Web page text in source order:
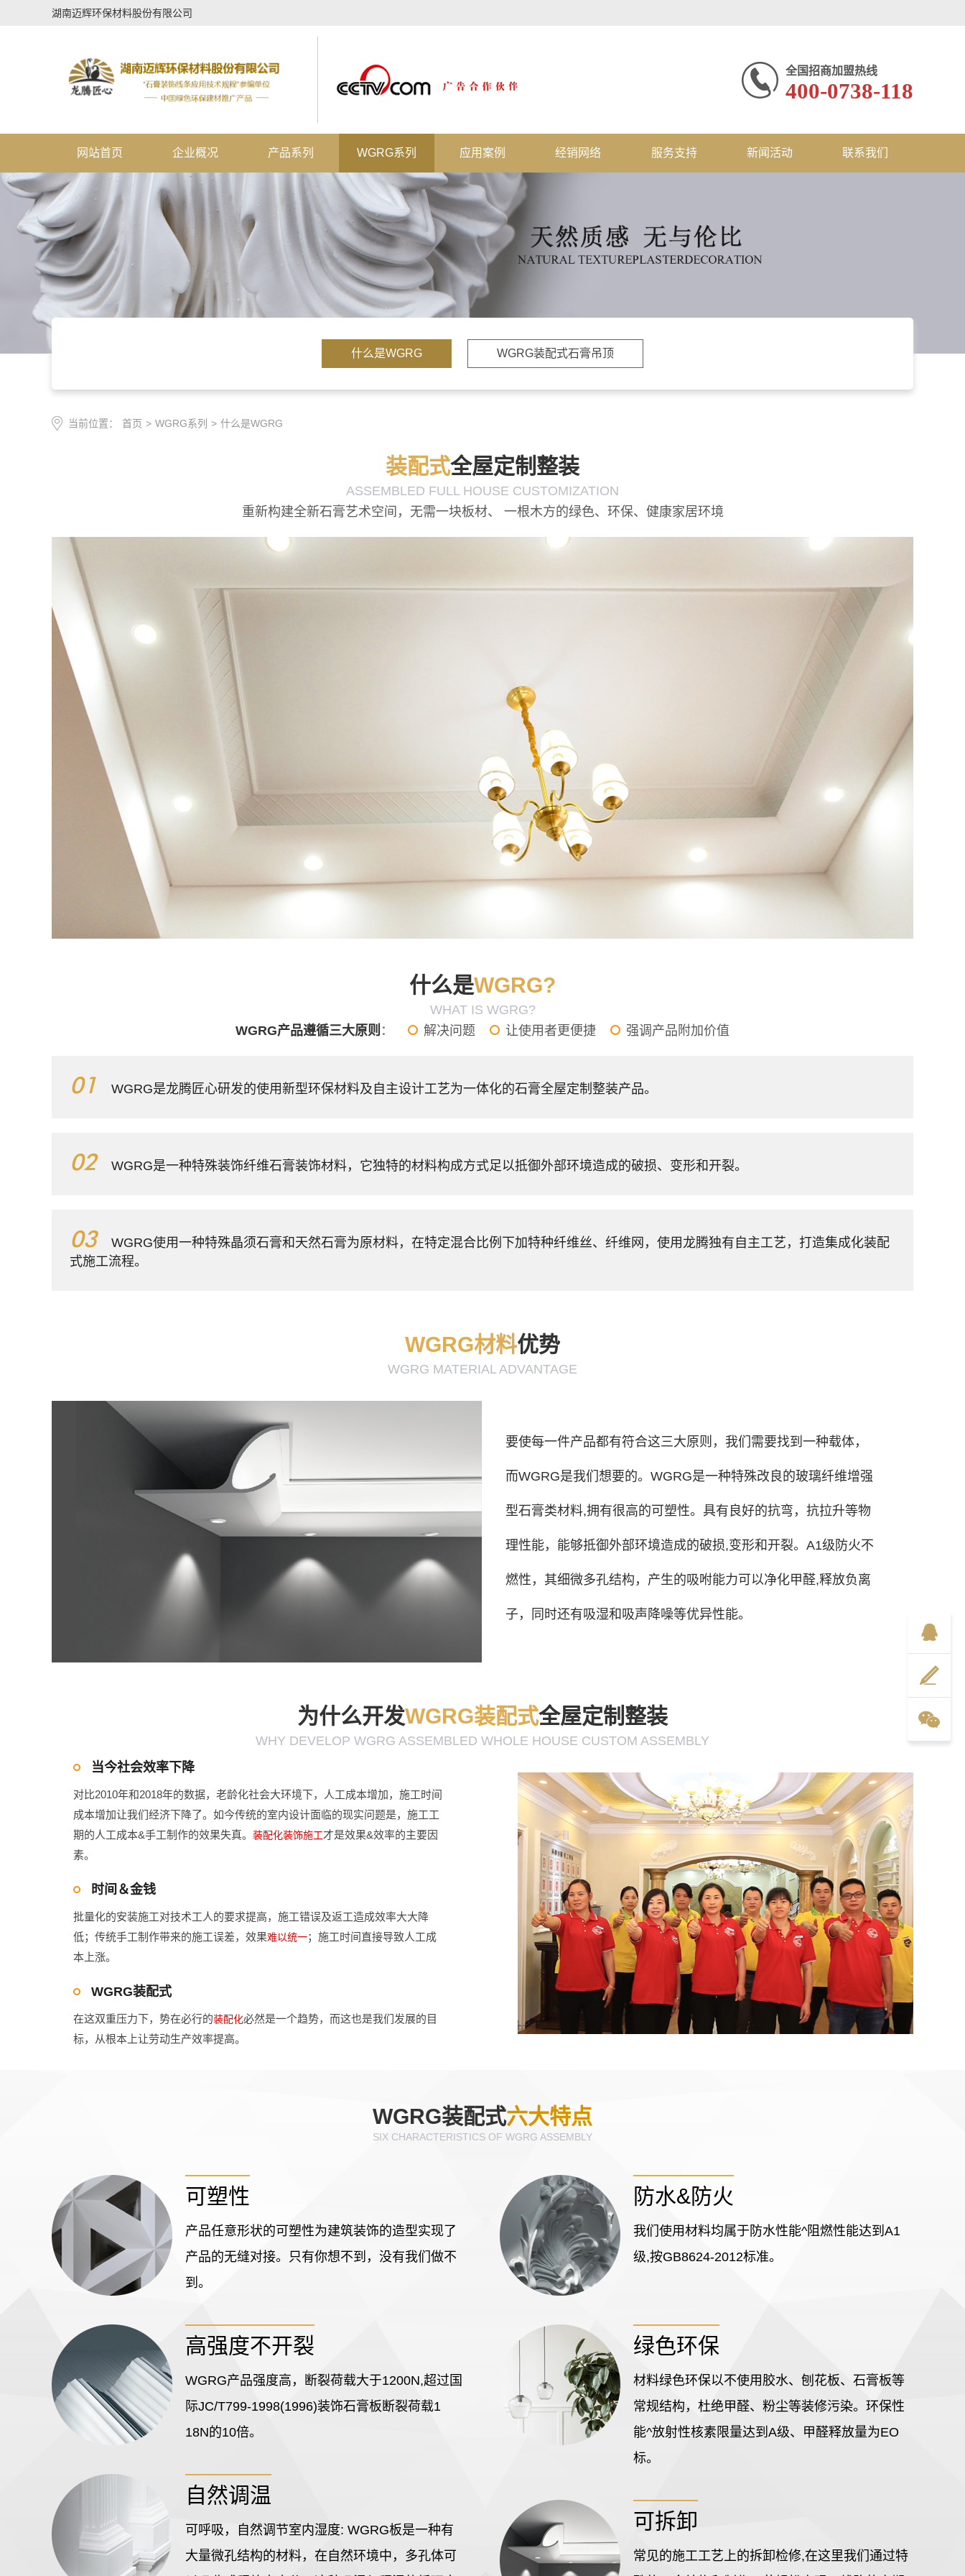
湖南迈辉环保材料股份有限公司
全国招商加盟热线
400-0738-118
网站首页 企业概况 产品系列 WGRG系列 应用案例 经销网络 服务支持 新闻活动 联系我们
什么是WGRG WGRG装配式石膏吊顶
当前位置： 首页 > WGRG系列 > 什么是WGRG
装配式全屋定制整装
ASSEMBLED FULL HOUSE CUSTOMIZATION
重新构建全新石膏艺术空间，无需一块板材、 一根木方的绿色、环保、健康家居环境
什么是WGRG?
WHAT IS WGRG?
WGRG产品遵循三大原则 ： 解决问题 让使用者更便捷 强调产品附加价值
01 WGRG是龙腾匠心研发的使用新型环保材料及自主设计工艺为一体化的石膏全屋定制整装产品。
02 WGRG是一种特殊装饰纤维石膏装饰材料，它独特的材料构成方式足以抵御外部环境造成的破损、变形和开裂。
03
WGRG使用一种特殊晶须石膏和天然石膏为原材料，在特定混合比例下加特种纤维丝、纤维网，使用龙腾独有自主工艺，打造集成化装配
式施工流程。
WGRG材料优势
WGRG MATERIAL ADVANTAGE
要使每一件产品都有符合这三大原则，我们需要找到一种载体，
而WGRG是我们想要的。WGRG是一种特殊改良的玻璃纤维增强
型石膏类材料,拥有很高的可塑性。具有良好的抗弯，抗拉升等物
理性能，能够抵御外部环境造成的破损,变形和开裂。A1级防火不
燃性，其细微多孔结构，产生的吸咐能力可以净化甲醛,释放负离
子，同时还有吸湿和吸声降噪等优异性能。
为什么开发WGRG装配式全屋定制整装
WHY DEVELOP WGRG ASSEMBLED WHOLE HOUSE CUSTOM ASSEMBLY
当今社会效率下降
对比2010年和2018年的数据，老龄化社会大环境下，人工成本增加，施工时间
成本增加让我们经济下降了。如今传统的室内设计面临的现实问题是，施工工
期的人工成本&手工制作的效果失真。 装配化装饰施工才是效果&效率的主要因
素。
时间＆金钱
批量化的安装施工对技术工人的要求提高，施工错误及返工造成效率大大降
低；传统手工制作带来的施工误差，效果难以统一；施工时间直接导致人工成
本上涨。
WGRG装配式
在这双重压力下，势在必行的装配化必然是一个趋势，而这也是我们发展的目
标，从根本上让劳动生产效率提高。
WGRG装配式六大特点
SIX CHARACTERISTICS OF WGRG ASSEMBLY
可塑性
产品任意形状的可塑性为建筑装饰的造型实现了
产品的无缝对接。只有你想不到，没有我们做不
到。
防水&防火
我们使用材料均属于防水性能^阻燃性能达到A1
级,按GB8624-2012标准。
高强度不开裂
WGRG产品强度高，断裂荷载大于1200N,超过国
际JC/T799-1998(1996)装饰石膏板断裂荷载1
18N的10倍。
绿色环保
材料绿色环保以不使用胶水、刨花板、石膏板等
常规结构，杜绝甲醛、粉尘等装修污染。环保性
能^放射性核素限量达到A级、甲醛释放量为EO
标。
自然调温
可呼吸，自然调节室内湿度: WGRG板是一种有
大量微孔结构的材料，在自然环境中，多孔体可
可拆卸
常见的施工工艺上的拆卸检修,在这里我们通过特